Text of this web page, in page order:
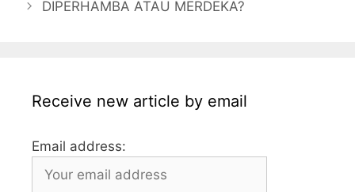
o
g p n
DIPERHAMBA ATAU MERDEKA?
Receive new article by email
Email address: